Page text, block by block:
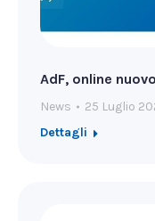
AdF, online
News
25 Luglio
Dettagli